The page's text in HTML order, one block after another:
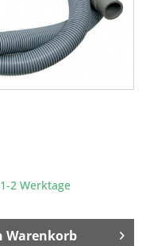
2 Werktage
Warenkorb